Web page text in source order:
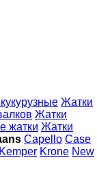
Жатки
Жатки
жатки Жатки
Capello Case
Kemper Krone New